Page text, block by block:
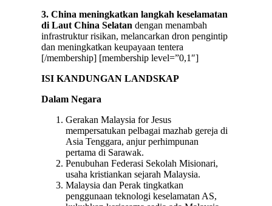
3. China meningkatkan langkah keselamatan
di Laut China Selatan dengan menambah
infrastruktur risikan, melancarkan dron pengintip
dan meningkatkan keupayaan tentera
[/membership] [membership level=”0,1″]
ISI KANDUNGAN LANDSKAP
Dalam Negara
Gerakan Malaysia for Jesus
mempersatukan pelbagai mazhab gereja di
Asia Tenggara, anjur perhimpunan
pertama di Sarawak.
Penubuhan Federasi Sekolah Misionari,
usaha kristiankan sejarah Malaysia.
Malaysia dan Perak tingkatkan
penggunaan teknologi keselamatan AS,